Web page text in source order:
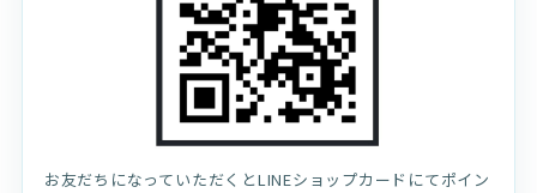
お友だちになっていただくとLINEショップカードにてポイン